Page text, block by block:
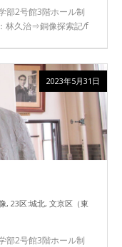
部2号館3階ホール制
林久治⇒銅像探索記/f
, 23区:城北, 文京区（東
部2号館3階ホール制
2023年5月31日